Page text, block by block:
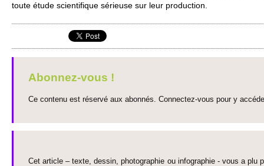
toute étude sci­entifique séri­euse sur leur production.
Abonnez-vous !
Ce contenu est réservé aux abonnés. Connectez-vous pour y
Cet article – texte, dessin, photographie ou infographie - vous a plu